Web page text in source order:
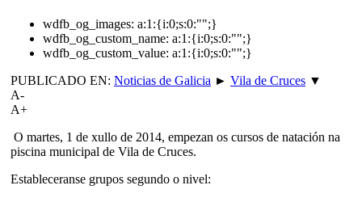
wdfb_og_images: a:1:{i:0;s:0:"";}
wdfb_og_custom_name: a:1:{i:0;s:0:"";}
wdfb_og_custom_value: a:1:{i:0;s:0:"";}
PUBLICADO EN: Noticias de Galicia ► Vila de Cruces ▼
A-
A+
O martes, 1 de xullo de 2014, empezan os cursos de natación na
piscina municipal de Vila de Cruces.
Estableceranse grupos segundo o nivel: